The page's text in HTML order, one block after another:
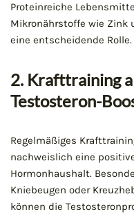
Proteinreiche
Mikronährstoffe wie Zink
eine entscheidende Rolle.
2. Krafttraining
Testosteron-
Regelmäßiges
nachweislich eine
Hormonhaushalt.
Kniebeugen oder
können die